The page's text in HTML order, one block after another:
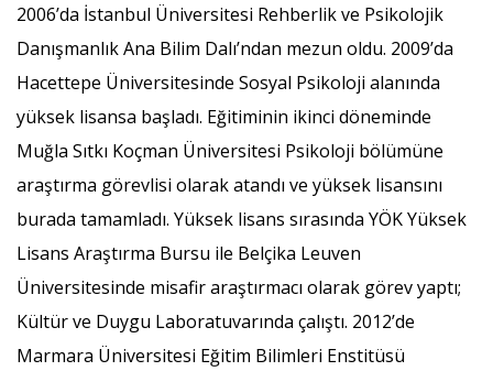
2006’da İstanbul Üniversitesi Rehberlik ve Psikolojik
Danışmanlık Ana Bilim Dalı’ndan mezun oldu. 2009’da
Hacettepe Üniversitesinde Sosyal Psikoloji alanında
yüksek lisansa başladı. Eğitiminin ikinci döneminde
Muğla Sıtkı Koçman Üniversitesi Psikoloji bölümüne
araştırma görevlisi olarak atandı ve yüksek lisansını
burada tamamladı. Yüksek lisans sırasında YÖK Yüksek
Lisans Araştırma Bursu ile Belçika Leuven
Üniversitesinde misafir araştırmacı olarak görev yaptı;
Kültür ve Duygu Laboratuvarında çalıştı. 2012’de
Marmara Üniversitesi Eğitim Bilimleri Enstitüsü